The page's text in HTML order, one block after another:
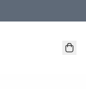
本地取貨 )